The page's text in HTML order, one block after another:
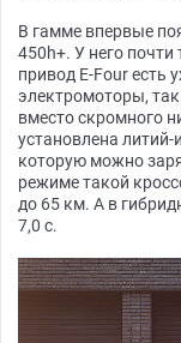
В гамме впервые
450h+. У него
привод E-Four есть
электромоторы,
вместо скромного
установлена
которую можно
режиме такой
до 65 км. А в
7,0 с.